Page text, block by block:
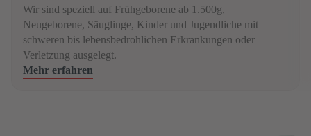
Wir sind speziell auf Frühgeborene ab 1.500g,
Neugeborene, Säuglinge, Kinder und Jugendliche mit
schweren bis lebensbedrohlichen Erkrankungen oder
Verletzung ausgelegt.
Mehr erfahren